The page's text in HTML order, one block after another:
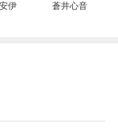
伊 蒼井心音